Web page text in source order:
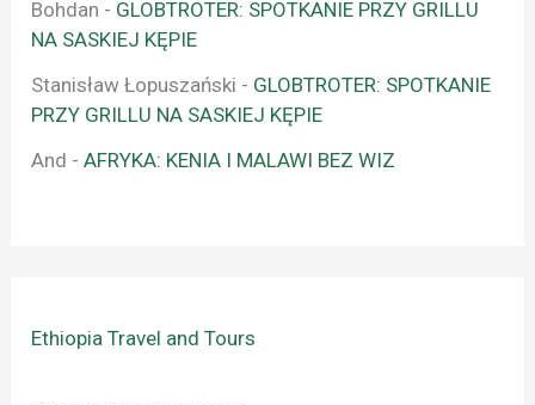
Bohdan - GLOBTROTER: SPOTKANIE PRZY GRILLU
NA SASKIEJ KĘPIE
Stanisław Łopuszański - GLOBTROTER: SPOTKANIE
PRZY GRILLU NA SASKIEJ KĘPIE
And -AFRYKA: KENIA I MALAWI BEZ WIZ
Ethiopia Travel and Tours